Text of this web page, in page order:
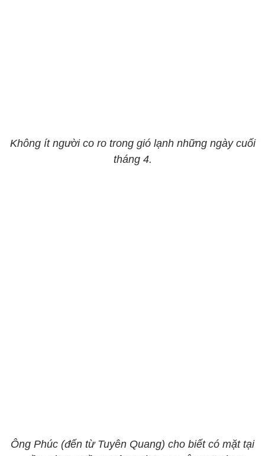
Không ít người co ro trong gió lạnh những ngày cuối
tháng 4.
Ông Phúc (đến từ Tuyên Quang) cho biết có mặt tại